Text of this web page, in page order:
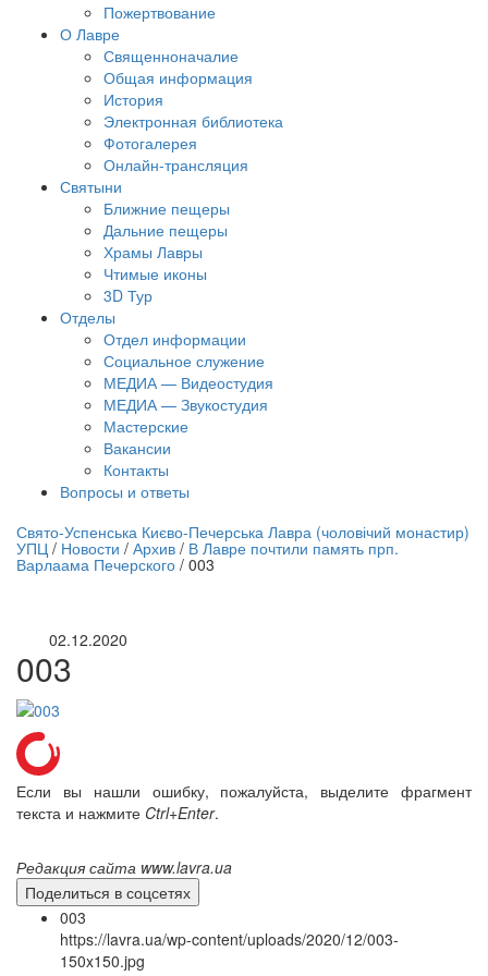
Пожертвование
О Лавре
Священноначалие
Общая информация
История
Электронная библиотека
Фотогалерея
Онлайн-трансляция
Святыни
Ближние пещеры
Дальние пещеры
Храмы Лавры
Чтимые иконы
3D Тур
Отделы
Отдел информации
Социальное служение
МЕДИА — Видеостудия
МЕДИА — Звукостудия
Мастерские
Вакансии
Контакты
Вопросы и ответы
трансляция | 12 сентября
трансляции
Свято-Успенська Києво-Печерська Лавра (чоловічий монастир)
УПЦ / Новости / Архив / В Лавре почтили память прп.
Варлаама Печерского / 003
02.12.2020
003
Если вы нашли ошибку, пожалуйста, выделите фрагмент
текста и нажмите Ctrl+Enter.
Редакция сайта www.lavra.ua
Поделиться в соцсетях
003
https://lavra.ua/wp-content/uploads/2020/12/003-
150x150.jpg